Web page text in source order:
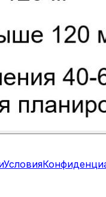
Условия